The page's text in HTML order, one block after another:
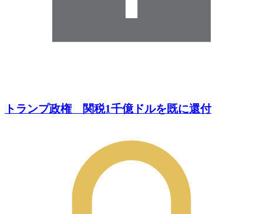
トランプ政権 関税1千億ドルを既に還付